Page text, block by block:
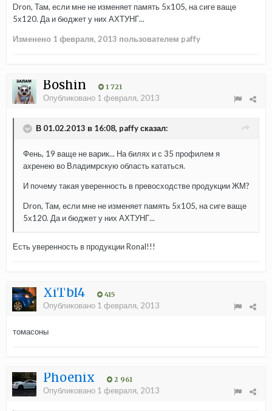
Dron, Там, если мне не изменяет память 5х105, на сиге ваще
5х120. Да и бюджет у них АХТУНГ...
Изменено 1 февраля, 2013 пользователем paffy
Boshin 1 721
Опубликовано 1 февраля, 2013
В 01.02.2013 в 16:08, paffy сказал:
Фень, 19 ваще не варик... На билях и с 35 профилем я
ахренею во Владимрскую область кататься.
И почему такая уверенность в превосходстве продукции ЖМ?
Dron, Там, если мне не изменяет память 5х105, на сиге ваще
5х120. Да и бюджет у них АХТУНГ...
Есть уверенность в продукции Ronal!!!
XiTbI4 415
Опубликовано 1 февраля, 2013
томасоны
Phoenix 2 961
Опубликовано 1 февраля, 2013